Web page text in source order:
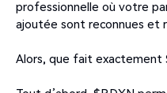
professionnelle où votre
ajoutée sont reconnues et
Alors, que fait exactement